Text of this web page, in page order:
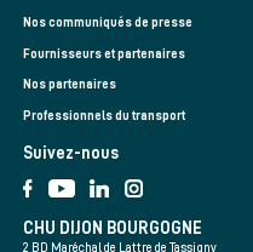
Nos communiqués de presse
Fournisseurs et partenaires
Nos partenaires
Professionnels du transport
Suivez-nous
CHU DIJON BOURGOGNE
2 BD Maréchal de Lattre de Tassigny